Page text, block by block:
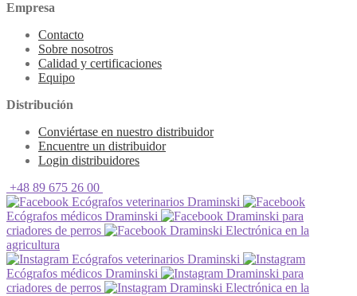
Empresa
Contacto
Sobre nosotros
Calidad y certificaciones
Equipo
Distribución
Conviértase en nuestro distribuidor
Encuentre un distribuidor
Login distribuidores
+48 89 675 26 00
Ecógrafos veterinarios Draminski
Ecógrafos médicos Draminski
Draminski para
criadores de perros
Draminski Electrónica en la
agricultura
Ecógrafos veterinarios Draminski
Ecógrafos médicos Draminski
Draminski para
criadores de perros
Draminski Electrónica en la